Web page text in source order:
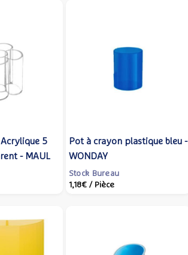
5
- MAUL
Pot à crayon plastique bleu -
WONDAY
Stock Bureau
1,18€ / Pièce